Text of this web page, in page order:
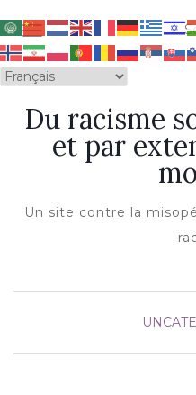
OUVRIR/FERMER LA
Du racisme
et par
Un site contre la